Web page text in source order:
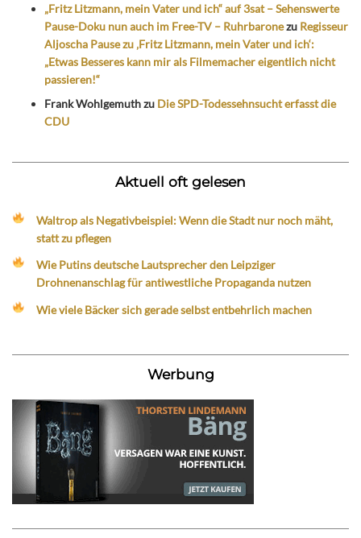
„Fritz Litzmann, mein Vater und ich“ auf 3sat – Sehenswerte
Pause-Doku nun auch im Free-TV – Ruhrbaronezu Regisseur
Aljoscha Pause zu ‚Fritz Litzmann, mein Vater und ich‘:
„Etwas Besseres kann mir als Filmemacher eigentlich nicht
passieren!“
Frank Wohlgemuthzu Die SPD-Todessehnsucht erfasst die
CDU
Aktuell oft gelesen
Waltrop als Negativbeispiel: Wenn die Stadt nur noch mäht,
statt zu pflegen
Wie Putins deutsche Lautsprecher den Leipziger
Drohnenanschlag für antiwestliche Propaganda nutzen
Wie viele Bäcker sich gerade selbst entbehrlich machen
Werbung